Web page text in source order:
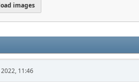
images
11:46